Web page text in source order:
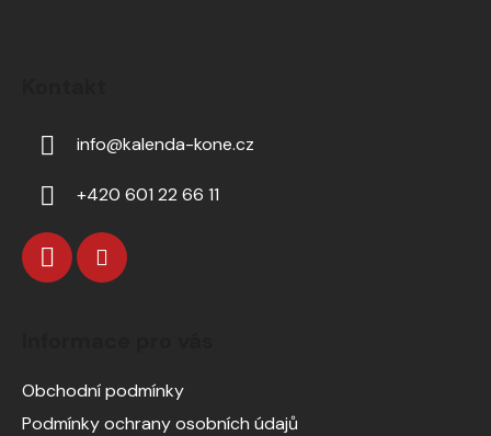
info@kalenda-kone.cz
+420 601 22 66 11
Obchodní podmínky
Podmínky ochrany osobních údajů